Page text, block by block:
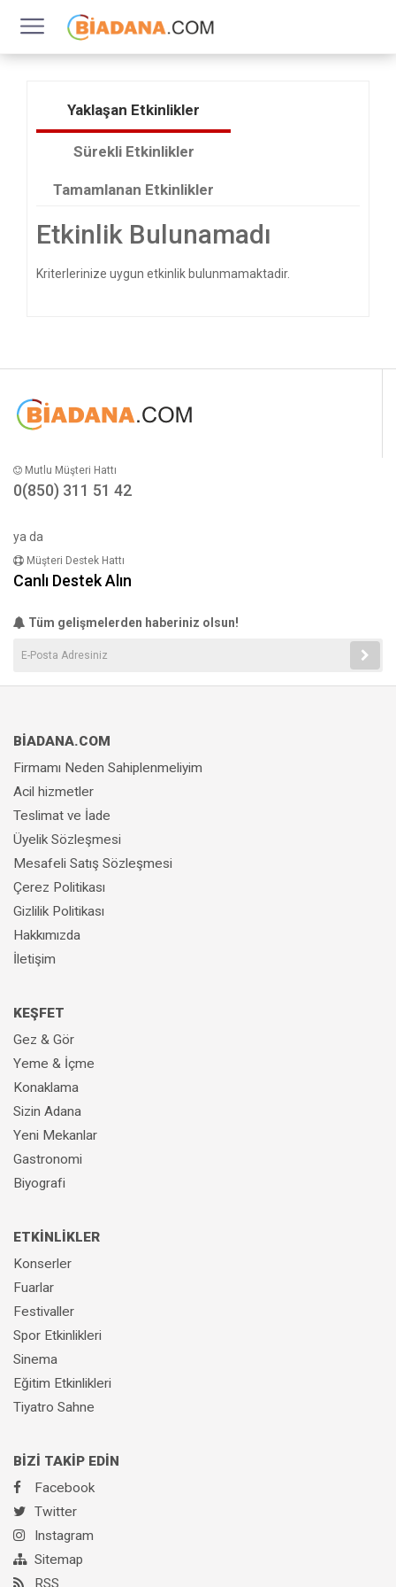
Yaklaşan Etkinlikler
Sürekli Etkinlikler
Tamamlanan Etkinlikler
Etkinlik Bulunamadı
Kriterlerinize uygun etkinlik bulunmamaktadir.
Mutlu Müşteri Hattı
0(850) 311 51 42
ya da
Müşteri Destek Hattı
Canlı Destek Alın
Tüm gelişmelerden haberiniz olsun!
BİADANA.COM
Firmamı Neden Sahiplenmeliyim
Acil hizmetler
Teslimat ve İade
Üyelik Sözleşmesi
Mesafeli Satış Sözleşmesi
Çerez Politikası
Gizlilik Politikası
Hakkımızda
İletişim
KEŞFET
Gez & Gör
Yeme & İçme
Konaklama
Sizin Adana
Yeni Mekanlar
Gastronomi
Biyografi
ETKİNLİKLER
Konserler
Fuarlar
Festivaller
Spor Etkinlikleri
Sinema
Eğitim Etkinlikleri
Tiyatro Sahne
BİZİ TAKİP EDİN
Facebook
Twitter
Instagram
Sitemap
RSS